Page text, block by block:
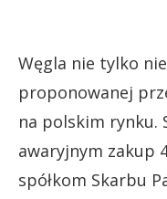
Węgla nie tylko
proponowanej
na polskim rynku.
awaryjnym zakup
spółkom Skarbu